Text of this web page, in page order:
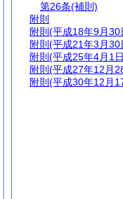
第26条(補則)
附則
附則 (平成18年9月30
附則 (平成21年3月30
附則 (平成25年4月1
附則 (平成27年12月
附則 (平成30年12月